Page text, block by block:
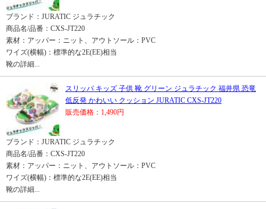
ブランド：JURATIC ジュラチック
商品名/品番：CXS-JT220
素材：アッパー：ニット、アウトソール：PVC
ワイズ(横幅)：標準的な2E(EE)相当
靴の詳細...
スリッパ キッズ 子供 靴 グリーン ジュラチック 福井県 恐竜
低反発 かわいい クッション JURATIC CXS-JT220
販売価格：1,490円
ブランド：JURATIC ジュラチック
商品名/品番：CXS-JT220
素材：アッパー：ニット、アウトソール：PVC
ワイズ(横幅)：標準的な2E(EE)相当
靴の詳細...